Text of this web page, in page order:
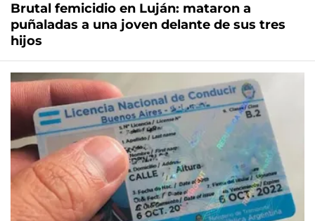
Brutal femicidio en Luján: mataron a
puñaladas a una joven delante de sus tres
hijos